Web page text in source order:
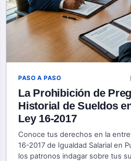
PASO A PASO
La Prohibición de
Historial de Sueldos
Ley 16-2017
Conoce tus derechos en la
16-2017 de Igualdad Salarial en
los patronos indagar sobre tus